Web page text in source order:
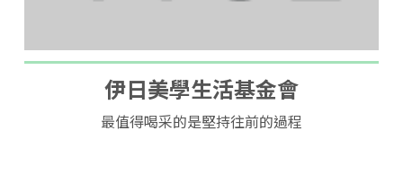
伊日美學生活基金會
最值得喝采的是堅持往前的過程